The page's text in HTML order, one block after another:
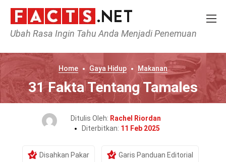
Ubah Rasa Ingin Tahu Anda Menjadi Penemuan
Home Gaya Hidup Makanan
31 Fakta Tentang Tamales
Ditulis Oleh: Rachel Riordan
Diterbitkan: 11 Feb 2025
Disahkan Pakar Garis Panduan Editorial